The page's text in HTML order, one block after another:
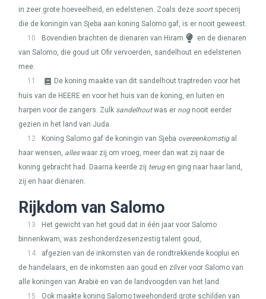
in zeer grote hoeveelheid, en edelstenen. Zoals deze soortspecerij
die de koningin van Sjeba aan koning Salomo gaf, is er nooit geweest.
10
Bovendien brachten de dienaren van Hiram
en de dienaren
van Salomo, die goud uit Ofir vervoerden, sandelhout en edelstenen
mee.
11
De koning maakte van dit sandelhout traptreden voor het
huis van de HEERE en voor het huis van de koning, en luiten en
harpen voor de zangers. Zulk sandelhoutwas er nognooit eerder
gezien in het land van Juda.
12
Koning Salomo gaf de koningin van Sjeba overeenkomstigal
haar wensen, alleswaar zij om vroeg, meer dan wat zij naar de
koning gebracht had. Daarna keerde zij terugen ging naar haar land,
zij en haar dienaren.
Rijkdom van Salomo
13
Het gewicht van het goud dat in één jaar voor Salomo
binnenkwam, was zeshonderdzesenzestig talent goud,
14
afgezien van de inkomsten van de rondtrekkende kooplui en
de handelaars, en de inkomsten aan goud en zilver voor Salomo van
alle koningen van Arabië en van de landvoogden van het land.
15
Ook maakte koning Salomo tweehonderd grote schilden van